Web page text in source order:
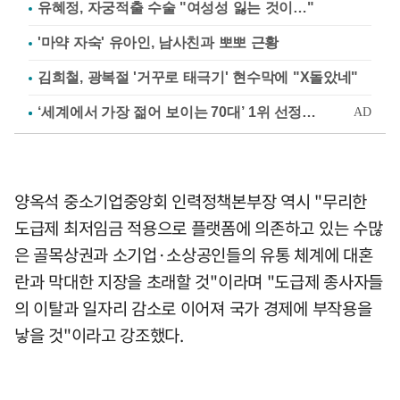
유혜정, 자궁적출 수술 "여성성 잃는 것이…"
'마약 자숙' 유아인, 남사친과 뽀뽀 근황
김희철, 광복절 '거꾸로 태극기' 현수막에 "X돌았네"
양옥석 중소기업중앙회 인력정책본부장 역시 "무리한
도급제 최저임금 적용으로 플랫폼에 의존하고 있는 수많
은 골목상권과 소기업·소상공인들의 유통 체계에 대혼
란과 막대한 지장을 초래할 것"이라며 "도급제 종사자들
의 이탈과 일자리 감소로 이어져 국가 경제에 부작용을
낳을 것"이라고 강조했다.